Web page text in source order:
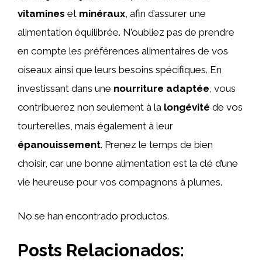
vitamines et minéraux, afin d’assurer une
alimentation équilibrée. N’oubliez pas de prendre
en compte les préférences alimentaires de vos
oiseaux ainsi que leurs besoins spécifiques. En
investissant dans une nourriture adaptée, vous
contribuerez non seulement à la longévité de vos
tourterelles, mais également à leur
épanouissement. Prenez le temps de bien
choisir, car une bonne alimentation est la clé d’une
vie heureuse pour vos compagnons à plumes.
No se han encontrado productos.
Posts Relacionados: